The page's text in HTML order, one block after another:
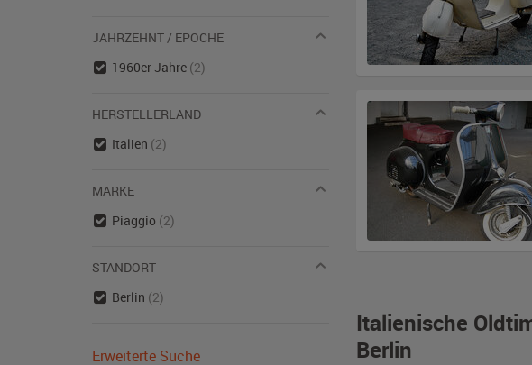
Italienische
Berlin
JAHRZEHNT / EPOCHE
1960er Jahre (2)
HERSTELLERLAND
Italien (2)
MARKE
Piaggio (2)
STANDORT
Berlin (2)
Erweiterte Suche